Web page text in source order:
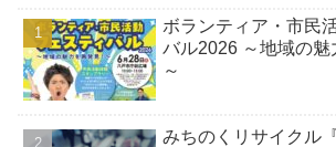
ボランティア・市民
バル2026 ～地域の魅
～
みちのくリサイクル